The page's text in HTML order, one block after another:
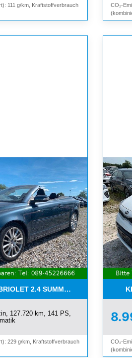
111 g/km, Kraftstoffverbrauch
CO₂-
2.4
127.720 km, 141 PS,
229 g/km, Kraftstoffverbrauch
CO₂-